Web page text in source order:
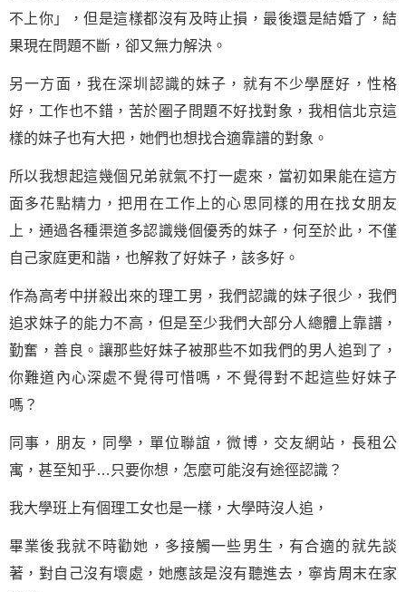
不上你」，但是這樣都沒有及時止損，最後還是結婚了，結
果現在問題不斷，卻又無力解決。
另一方面，我在深圳認識的妹子，就有不少學歷好，性格
好，工作也不錯，苦於圈子問題不好找對象，我相信北京這
樣的妹子也有大把，她們也想找合適靠譜的對象。
所以我想起這幾個兄弟就氣不打一處來，當初如果能在這方
面多花點精力，把用在工作上的心思同樣的用在找女朋友
上，通過各種渠道多認識幾個優秀的妹子，何至於此，不僅
自己家庭更和諧，也解救了好妹子，該多好。
作為高考中拼殺出來的理工男，我們認識的妹子很少，我們
追求妹子的能力不高，但是至少我們大部分人總體上靠譜，
勤奮，善良。讓那些好妹子被那些不如我們的男人追到了，
你難道內心深處不覺得可惜嗎，不覺得對不起這些好妹子
嗎？
同事，朋友，同學，單位聯誼，微博，交友網站，長租公
寓，甚至知乎…只要你想，怎麼可能沒有途徑認識？
我大學班上有個理工女也是一樣，大學時沒人追，
畢業後我就不時勸她，多接觸一些男生，有合適的就先談
著，對自己沒有壞處，她應該是沒有聽進去，寧肯周末在家